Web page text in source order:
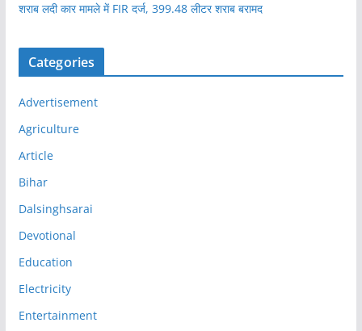
शराब लदी कार मामले में FIR दर्ज, 399.48 लीटर शराब बरामद
Categories
Advertisement
Agriculture
Article
Bihar
Dalsinghsarai
Devotional
Education
Electricity
Entertainment